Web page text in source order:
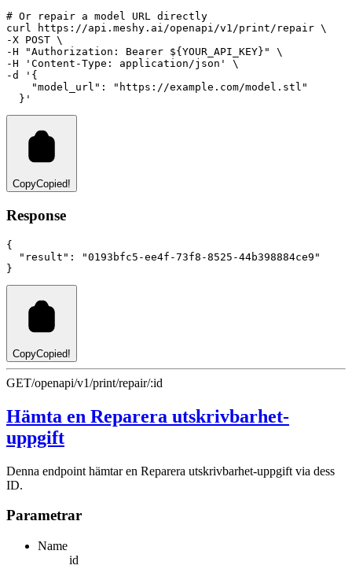
# Or repair a model URL directly
curl
https://api.meshy.ai/openapi/v1/print/repair \
-X POST \
-H
"Authorization: Bearer ${YOUR_API_KEY}"
\
-H
'Content-Type: application/json'
\
-d
'{
    "model_url": "https://example.com/model.stl"
  }'
CopyCopied!
Response
{
"result" :
"0193bfc5-ee4f-73f8-8525-44b398884ce9"
}
CopyCopied!
GET/openapi/v1/print/repair/:id
Hämta en Reparera utskrivbarhet-
uppgift
Denna endpoint hämtar en Reparera utskrivbarhet-uppgift via dess
ID.
Parametrar
Name
id